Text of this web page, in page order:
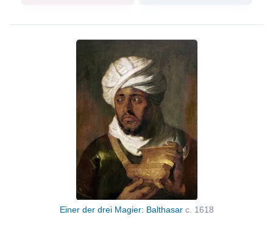
Einer der drei Magier: Balthasar c. 1618